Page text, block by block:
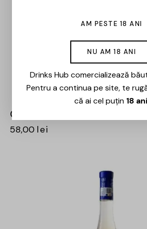
Crama Histria – Alb de Histria –
58,00 lei
AM PESTE 18 ANI
NU AM 18 ANI
Drinks Hub comercializează
Pentru a continua pe site, te
că ai cel puțin 18 ani